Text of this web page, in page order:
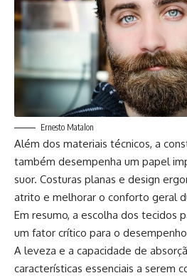
Ernesto Matalon
Além dos materiais técnicos, a
também desempenha um papel
suor. Costuras planas e design
atrito e melhorar o conforto geral
Em resumo, a escolha dos tecidos
um fator crítico para o
A leveza e a capacidade de
características essenciais a serem